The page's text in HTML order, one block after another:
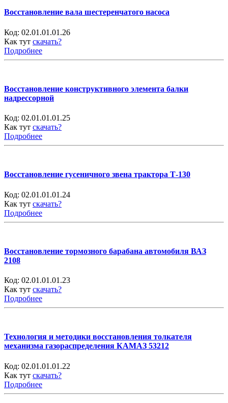
Восстановление вала шестеренчатого насоса
Код: 02.01.01.01.26
Как тут скачать?
Подробнее
Восстановление конструктивного элемента балки
надрессорной
Код: 02.01.01.01.25
Как тут скачать?
Подробнее
Восстановление гусеничного звена трактора Т-130
Код: 02.01.01.01.24
Как тут скачать?
Подробнее
Восстановление тормозного барабана автомобиля ВАЗ
2108
Код: 02.01.01.01.23
Как тут скачать?
Подробнее
Технология и методики восстановления толкателя
механизма газораспределения КАМАЗ 53212
Код: 02.01.01.01.22
Как тут скачать?
Подробнее